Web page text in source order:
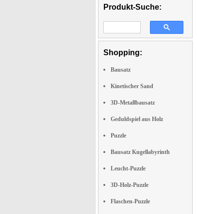
Produkt-Suche:
Shopping:
Bausatz
Kinetischer Sand
3D-Metallbausatz
Geduldspiel aus Holz
Puzzle
Bausatz Kugellabyrinth
Leucht-Puzzle
3D-Holz-Puzzle
Flaschen-Puzzle